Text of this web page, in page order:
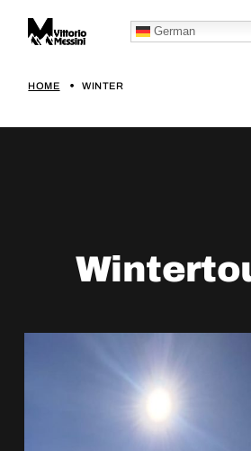
German
HOME WINTER